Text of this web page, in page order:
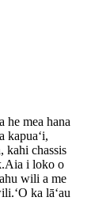
he mea hana
kapuaʻi,
kahi chassis
i loko o
wili a me
ka lāʻau